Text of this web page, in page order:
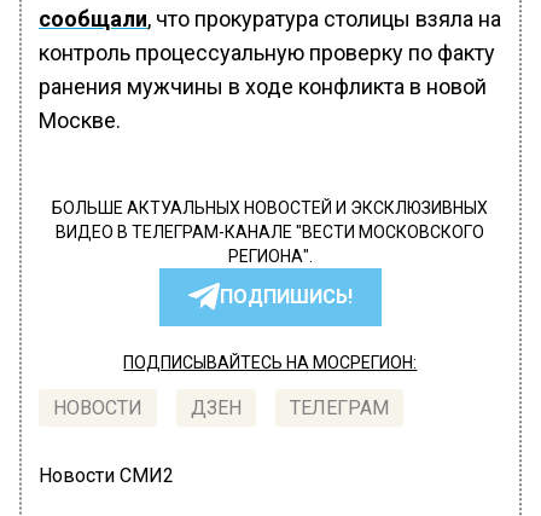
сообщали, что прокуратура столицы взяла на
контроль процессуальную проверку по факту
ранения мужчины в ходе конфликта в новой
Москве.
БОЛЬШЕ АКТУАЛЬНЫХ НОВОСТЕЙ И ЭКСКЛЮЗИВНЫХ
ВИДЕО В ТЕЛЕГРАМ-КАНАЛЕ "ВЕСТИ МОСКОВСКОГО
РЕГИОНА".
ПОДПИШИСЬ!
ПОДПИСЫВАЙТЕСЬ НА МОСРЕГИОН:
НОВОСТИ ДЗЕН ТЕЛЕГРАМ
Новости СМИ2